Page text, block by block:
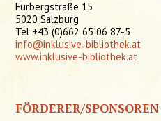
Fürbergstraße 15
5020 Salzburg
Tel:+43 (0)662 65 06 87-5
info@inklusive-bibliothek.at
www.inklusive-bibliothek.at
FÖRDERER/SPONSOREN